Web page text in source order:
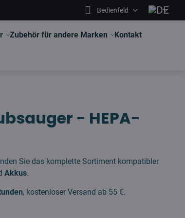
Bedienfeld
Zubehör für andere Marken Kontakt
- HEPA-
Sie das komplette Sortiment kompatibler
Akkus.
, kostenloser Versand ab 55 €.